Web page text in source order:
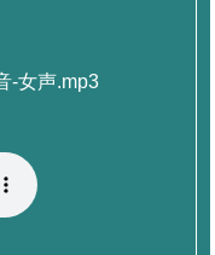
-女声.mp3